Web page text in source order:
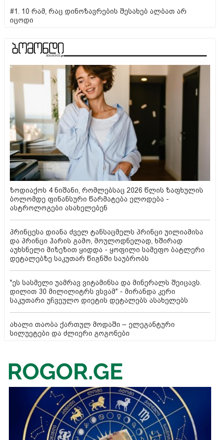
#1. 10 რამ, რაც დინოზავრების შესახებ ალბათ არ
იცოდი
ზოდიაქოს 4 ნიშანი, რომლებსაც 2026 წლის ზაფხულის
ბოლომდე ფინანსური წარმატება ელოდება -
ასტროლოგები ასახელებენ
პრინცესა დიანა ძველ ტანსაცმელს პრინცი უილიამისა
და პრინცი ჰარის გამო, მოულოდნელად, ხშირად
აუხსნელი მიზეზით ყიდდა - ყოფილი სამეფო ბატლერი
დეტალებზე საკუთარ წიგნში საუბრობს
"ეს სასმელი უამრავ ვიტამინსა და მინერალს შეიცავს.
დილით 30 მილილიტრს ვსვამ" - მირანდა კერი
საკუთარი უჩვეულო დიეტის დეტალებს ასახელებს
ახალი თაობა ქართულ მოდაში – ელეგანტური
სილუეტები და ძლიერი გოგონები